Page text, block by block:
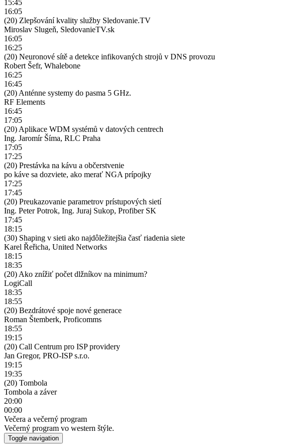
15:45
16:05
(20) Zlepšování kvality služby Sledovanie.TV
Miroslav Slugeň, SledovanieTV.sk
16:05
16:25
(20) Neuronové sítě a detekce infikovaných strojů v DNS provozu
Robert Šefr, Whalebone
16:25
16:45
(20) Anténne systemy do pasma 5 GHz.
RF Elements
16:45
17:05
(20) Aplikace WDM systémů v datových centrech
Ing. Jaromír Šíma, RLC Praha
17:05
17:25
(20) Prestávka na kávu a občerstvenie
po káve sa dozviete, ako merať NGA prípojky
17:25
17:45
(20) Preukazovanie parametrov prístupových sietí
Ing. Peter Potrok, Ing. Juraj Sukop, Profiber SK
17:45
18:15
(30) Shaping v sieti ako najdôležitejšia časť riadenia siete
Karel Řeřicha, United Networks
18:15
18:35
(20) Ako znížiť počet dlžníkov na minimum?
LogiCall
18:35
18:55
(20) Bezdrátové spoje nové generace
Roman Štemberk, Proficomms
18:55
19:15
(20) Call Centrum pro ISP providery
Jan Gregor, PRO-ISP s.r.o.
19:15
19:35
(20) Tombola
Tombola a záver
20:00
00:00
Večera a večerný program
Večerný program vo western štýle.
Toggle navigation